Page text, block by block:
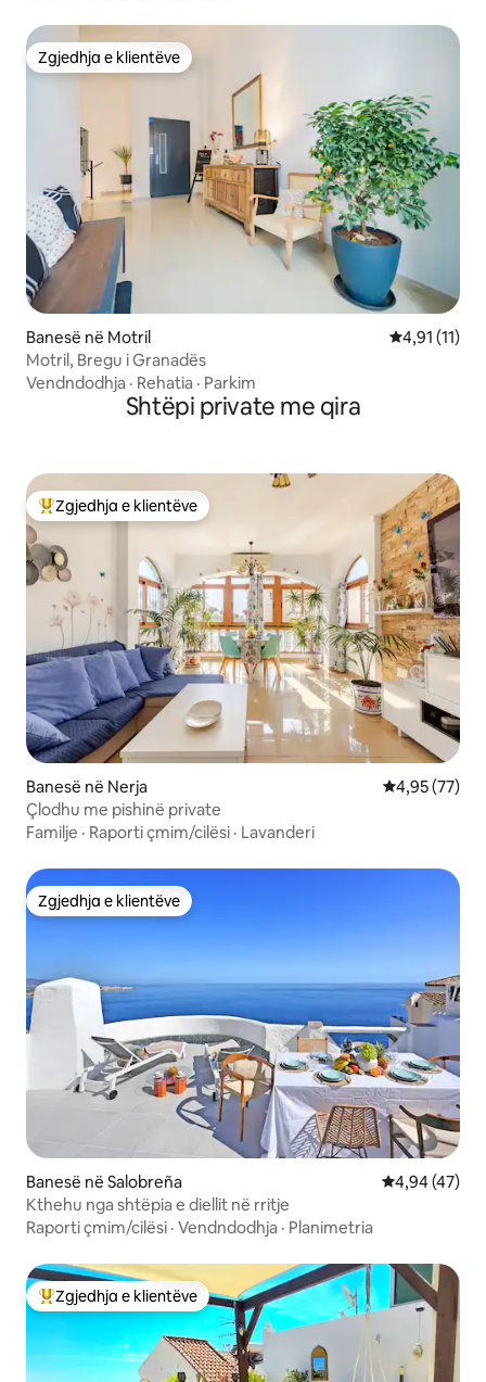
Zgjedhja e klientëve
Zgjedhja e klientëve
Banesë në Motril Vlerësimi
4,91 (11)
Motril, Bregu i Granadës
Vendndodhja · Rehatia · Parkim
Shtëpi private me qira
Më të mirat e zgjedhjeve të klientëve
Zgjedhja e klientëve
Banesë në Nerja Vlerësimi
4,95 (77)
Çlodhu me pishinë private
Familje · Raporti çmim/cilësi · Lavanderi
Zgjedhja e klientëve
Zgjedhja e klientëve
Banesë në Salobreña Vlerësimi
4,94 (47)
Kthehu nga shtëpia e diellit në rritje
Raporti çmim/cilësi · Vendndodhja · Planimetria
Më të mirat e zgjedhjeve të klientëve
Zgjedhja e klientëve